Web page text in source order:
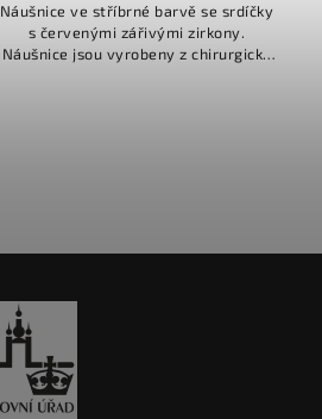
Náušnice ve stříbrné barvě se srdíčky
s červenými zářivými zirkony.
Náušnice jsou vyrobeny z chirurgické